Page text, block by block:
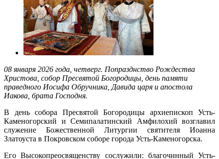
08 января 2026 года, четверг. Попразднство Рождества
Христова, собор Пресвятой Богородицы, день памяти
праведного Иосифа Обручника, Давида царя и апостола
Иакова, брата Господня.
В день собора Пресвятой Богородицы архиепископ Усть-
Каменогорский и Семипалатинский Амфилохий возглавил
служение Божественной Литургии святителя Иоанна
Златоуста в Покровском соборе города Усть-Каменогорска.
Его Высокопреосвященству сослужили: благочинный Усть-